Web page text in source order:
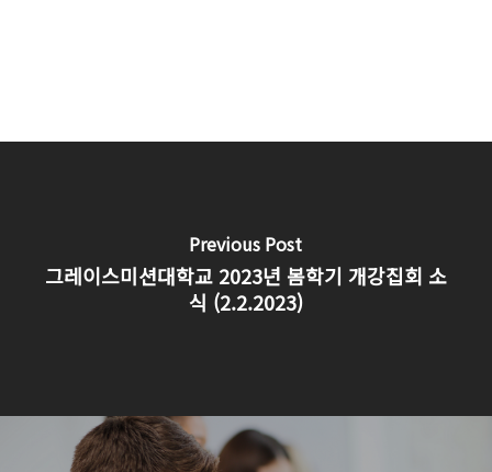
Previous Post
그레이스미션대학교 2023년 봄학기 개강집회 소
식 (2.2.2023)